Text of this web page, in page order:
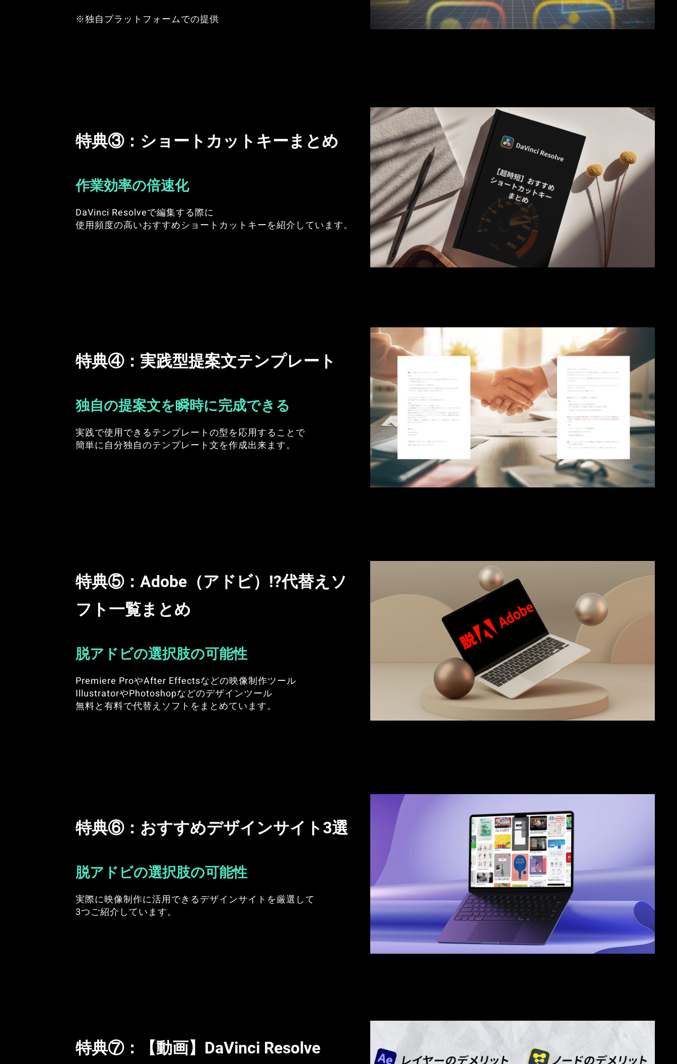
※独自プラットフォームでの提供
特典③：ショートカットキーまとめ
作業効率の倍速化
DaVinci Resolveで編集する際に
使用頻度の高いおすすめショートカットキーを紹介しています。
特典④：実践型提案文テンプレート
独自の提案文を瞬時に完成できる
実践で使用できるテンプレートの型を応用することで
簡単に自分独自のテンプレート文を作成出来ます。
特典⑤： Adobe（アドビ）!?代替えソ
フト一覧まとめ
脱アドビの選択肢の可能性
Premiere ProやAfter Effectsなどの映像制作ツール
IllustratorやPhotoshopなどのデザインツール
無料と有料で代替えソフトをまとめています。
特典⑥： おすすめデザインサイト3選
脱アドビの選択肢の可能性
実際に映像制作に活用できるデザインサイトを厳選して
3つご紹介しています。
特典⑦： 【動画】DaVinci Resolve